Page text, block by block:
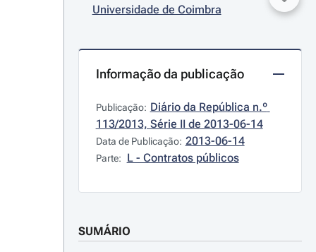
Universidade de Coimbra
Informação da publicação
Publicação: Diário da República n.º
113/2013, Série II de 2013-06-14
Data de Publicação: 2013-06-14
Parte: L - Contratos públicos
SUMÁRIO